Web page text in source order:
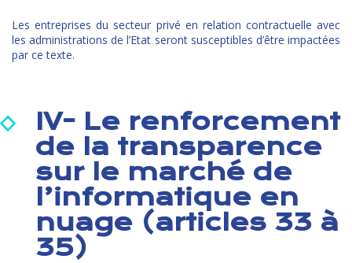
Les entreprises du secteur privé en relation contractuelle avec
les administrations de l’Etat seront susceptibles d’être impactées
par ce texte.
IV- Le renforcement
de la transparence
sur le marché de
l’informatique en
nuage (articles 33 à
35)